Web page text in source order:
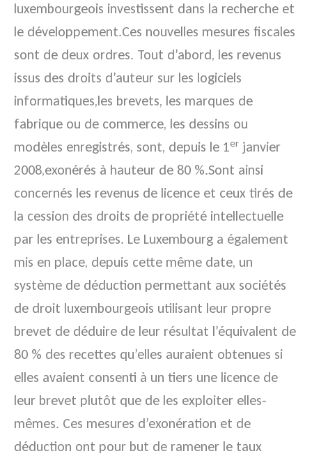
luxembourgeois investissent dans la recherche et
le développement.Ces nouvelles mesures fiscales
sont de deux ordres. Tout d’abord, les revenus
issus des droits d’auteur sur les logiciels
informatiques,les brevets, les marques de
fabrique ou de commerce, les dessins ou
modèles enregistrés, sont, depuis le 1er janvier
2008,exonérés à hauteur de 80 %.Sont ainsi
concernés les revenus de licence et ceux tirés de
la cession des droits de propriété intellectuelle
par les entreprises. Le Luxembourg a également
mis en place, depuis cette même date, un
système de déduction permettant aux sociétés
de droit luxembourgeois utilisant leur propre
brevet de déduire de leur résultat l’équivalent de
80 % des recettes qu’elles auraient obtenues si
elles avaient consenti à un tiers une licence de
leur brevet plutôt que de les exploiter elles-
mêmes. Ces mesures d’exonération et de
déduction ont pour but de ramener le taux